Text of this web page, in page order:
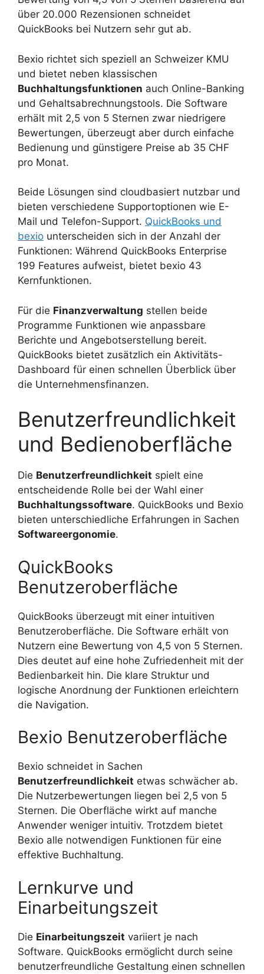
über 20.000 Rezensionen schneidet
QuickBooks bei Nutzern sehr gut ab.
Bexio richtet sich speziell an Schweizer KMU
und bietet neben klassischen
Buchhaltungsfunktionen auch Online-Banking
und Gehaltsabrechnungstools. Die Software
erhält mit 2,5 von 5 Sternen zwar niedrigere
Bewertungen, überzeugt aber durch einfache
Bedienung und günstigere Preise ab 35 CHF
pro Monat.
Beide Lösungen sind cloudbasiert nutzbar und
bieten verschiedene Supportoptionen wie E-
Mail und Telefon-Support. QuickBooks und
bexio unterscheiden sich in der Anzahl der
Funktionen: Während QuickBooks Enterprise
199 Features aufweist, bietet bexio 43
Kernfunktionen.
Für die Finanzverwaltung stellen beide
Programme Funktionen wie anpassbare
Berichte und Angebotserstellung bereit.
QuickBooks bietet zusätzlich ein Aktivitäts-
Dashboard für einen schnellen Überblick über
die Unternehmensfinanzen.
Benutzerfreundlichkeit
und Bedienoberfläche
Die Benutzerfreundlichkeit spielt eine
entscheidende Rolle bei der Wahl einer
Buchhaltungssoftware. QuickBooks und Bexio
bieten unterschiedliche Erfahrungen in Sachen
Softwareergonomie.
QuickBooks
Benutzeroberfläche
QuickBooks überzeugt mit einer intuitiven
Benutzeroberfläche. Die Software erhält von
Nutzern eine Bewertung von 4,5 von 5 Sternen.
Dies deutet auf eine hohe Zufriedenheit mit der
Bedienbarkeit hin. Die klare Struktur und
logische Anordnung der Funktionen erleichtern
die Navigation.
Bexio Benutzeroberfläche
Bexio schneidet in Sachen
Benutzerfreundlichkeit etwas schwächer ab.
Die Nutzerbewertungen liegen bei 2,5 von 5
Sternen. Die Oberfläche wirkt auf manche
Anwender weniger intuitiv. Trotzdem bietet
Bexio alle notwendigen Funktionen für eine
effektive Buchhaltung.
Lernkurve und
Einarbeitungszeit
Die Einarbeitungszeit variiert je nach
Software. QuickBooks ermöglicht durch seine
benutzerfreundliche Gestaltung einen schnellen